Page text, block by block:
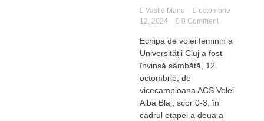
Vasile Manu
octombrie
12, 2024
0 Commenton
lui
„U”
la
zero
confruntarea
Echipa de volei feminin a
Universității Cluj a fost
învinsă sâmbătă, 12
octombrie, de
vicecampioana ACS Volei
Alba Blaj, scor 0-3, în
cadrul etapei a doua a